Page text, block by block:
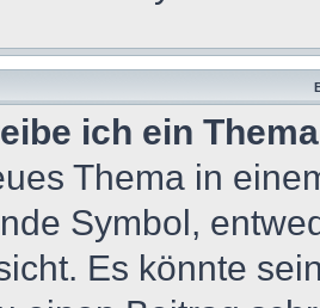
ich ein
Thema in
Symbol,
Es könnte